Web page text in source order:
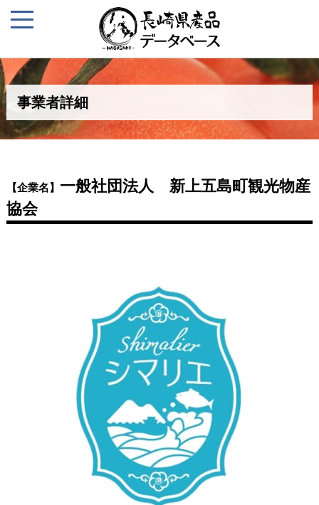
事業者詳細
【企業名】 一般社団法人 新上五島町観光物産
協会